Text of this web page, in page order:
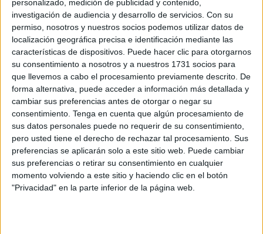
personalizado, medición de publicidad y contenido,
investigación de audiencia y desarrollo de servicios. Con su
permiso, nosotros y nuestros socios podemos utilizar datos de
localización geográfica precisa e identificación mediante las
características de dispositivos. Puede hacer clic para otorgarnos
su consentimiento a nosotros y a nuestros 1731 socios para
que llevemos a cabo el procesamiento previamente descrito. De
forma alternativa, puede acceder a información más detallada y
cambiar sus preferencias antes de otorgar o negar su
consentimiento. Tenga en cuenta que algún procesamiento de
sus datos personales puede no requerir de su consentimiento,
pero usted tiene el derecho de rechazar tal procesamiento. Sus
preferencias se aplicarán solo a este sitio web. Puede cambiar
sus preferencias o retirar su consentimiento en cualquier
momento volviendo a este sitio y haciendo clic en el botón
"Privacidad" en la parte inferior de la página web.
LaAD Ceuta ha rendido homenaje esta tarde alcapitán
enfermero del Tercio Duque de Alba II de la Legión de
Ceuta,Álvaro García Jiménez, fallecido en eltrágico
accidente de tren en Adamuz.
El emotivo acto se ha celebrado sobre el césped instantes
antes del comienzo delencuentro de la Agrupación
Deportiva Ceuta frente alGranada CF, que ha arrancado
a las 20.30 horas.
En un ambiente de profundo respeto, el club caballa
además ha hecho entrega de unramo de floresa los
familiares de Álvaro García Jiménez, en un gesto de